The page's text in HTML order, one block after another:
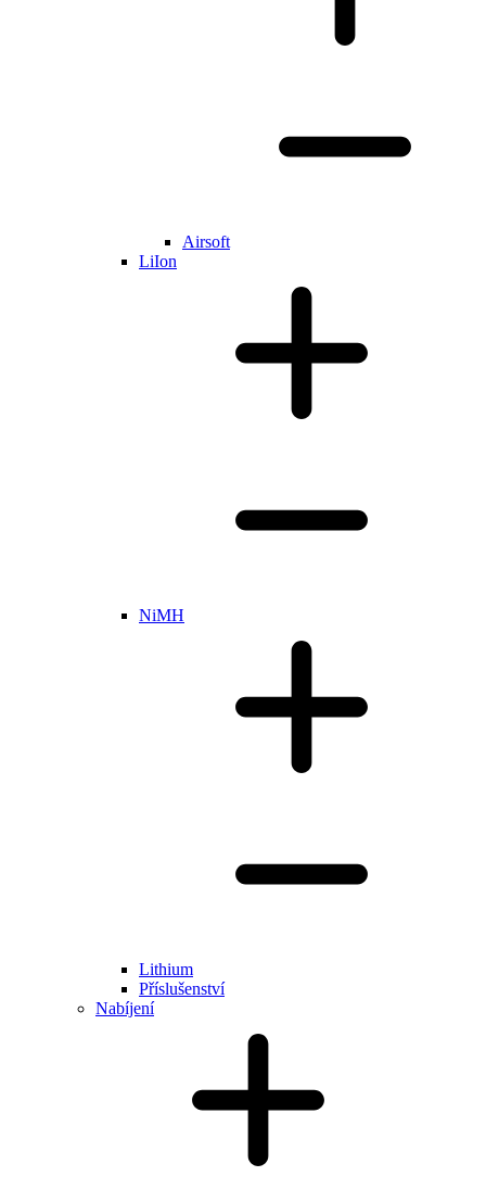
Airsoft
LiIon
NiMH
Lithium
Příslušenství
Nabíjení